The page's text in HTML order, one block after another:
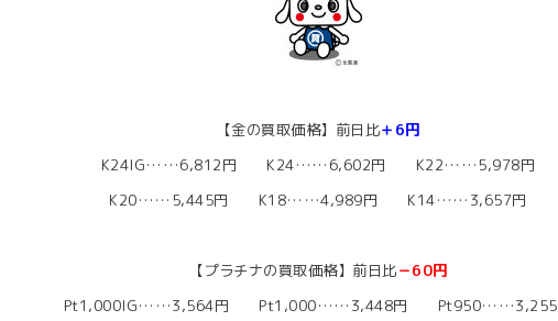
【金の買取価格】前日比＋6円
K24IG……6,812円 K24……6,602円 K22……5,978円
K20……5,445円 K18……4,989円 K14……3,657円
【プラチナの買取価格】前日比－60円
Pt1,000IG……3,564円 Pt1,000……3,448円 Pt950……3,255